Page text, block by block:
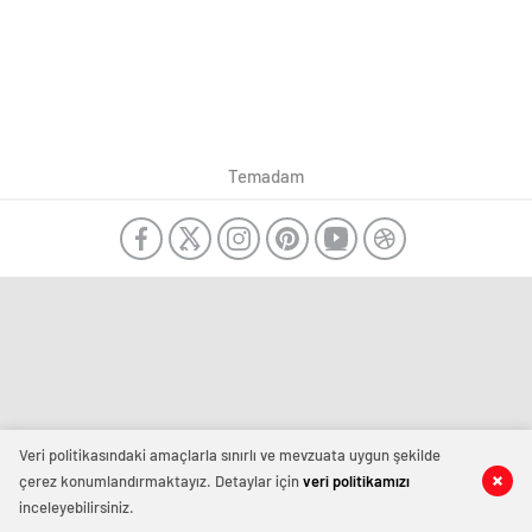
Temadam
Veri politikasındaki amaçlarla sınırlı ve mevzuata uygun şekilde
çerez konumlandırmaktayız. Detaylar içinveri politikamızı
inceleyebilirsiniz.